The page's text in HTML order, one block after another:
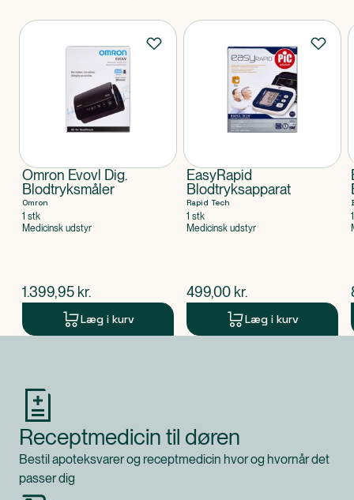
blodtryksapparat anbefales det, at instrumentet
anvendes inden for et temperaturområde mellem 0-
40 ° C, med en 15-90% relativ luftfugtighed.
Produkter
Omron Evovl Dig.
Blodtryksmåler
Omron
1 stk
Medicinsk udstyr
$nuværende pris
1.399,95 kr.
Læg i kurv
EasyRapid
Blodtryksapparat
Rapid Tech
1 stk
Medicinsk udstyr
$nuværende pris
499,00 kr.
Læg i kurv
Receptmedicin til døren
Bestil apoteksvarer og receptmedicin hvor og hvornår det
passer dig